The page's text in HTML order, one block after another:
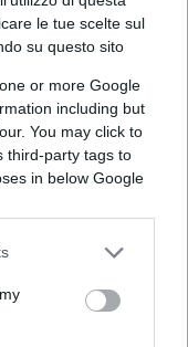
le tue scelte sul
su questo sito
or more Google
including but
You may click to
third-party tags to
in below Google
tardi